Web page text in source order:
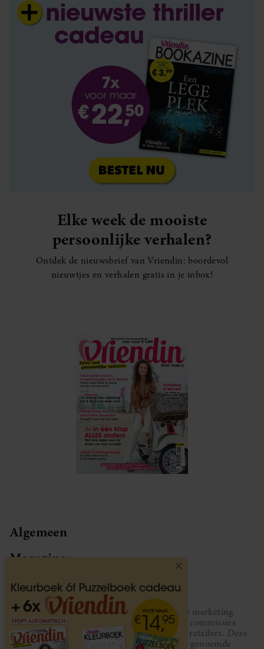
Elke week de mooiste
persoonlijke verhalen?
Ontdek de nieuwsbrief van Vriendin: boordevol
nieuwtjes en verhalen gratis in je inbox!
Algemeen
Magazine
Service
Vriendin participeert in diverse affiliate marketing
programma’s, dat houdt in dat Vriendin commissies
ontvangt voor aankopen middels links van retailers. Deze
website wordt niet gesponsord door de genoemde